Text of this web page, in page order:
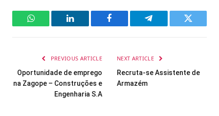
WhatsAppLinkedIn Facebook Telegram Twitter
PREVIOUS ARTICLE
Oportunidade de emprego
na Zagope – Construções e
Engenharia S.A
NEXT ARTICLE
Recruta-se Assistente de
Armazém